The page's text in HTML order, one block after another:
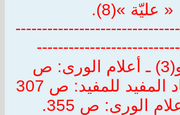
« عليّة »(8).
(1)و(2)و(3) ـ أعلام الورى: ص